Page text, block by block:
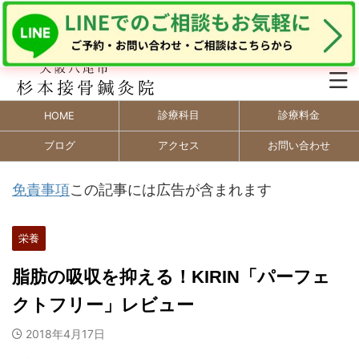
HOME 診療科目 診療料金
ブログ アクセス お問い合わせ
免責事項この記事には広告が含まれます
栄養
脂肪の吸収を抑える！KIRIN「パーフェ
クトフリー」レビュー
2018年4月17日